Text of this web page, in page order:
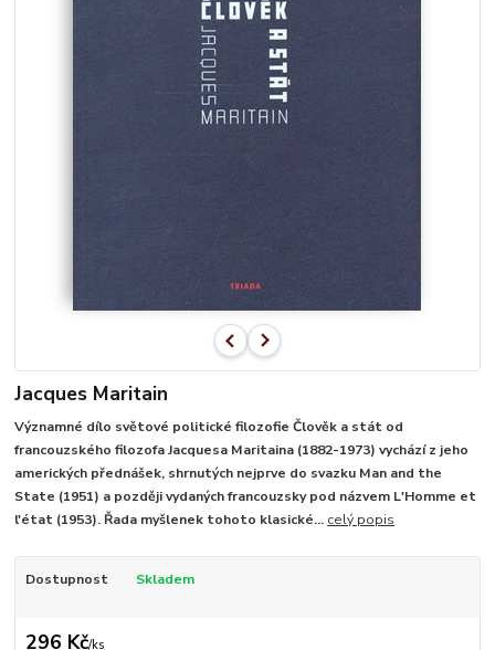
Jacques Maritain
Významné dílo světové politické filozofie Člověk a stát od
francouzského filozofa Jacquesa Maritaina (1882-1973) vychází z jeho
amerických přednášek, shrnutých nejprve do svazku Man and the
State (1951) a později vydaných francouzsky pod názvem L'Homme et
l'état (1953). Řada myšlenek tohoto klasické... celý popis
Dostupnost Skladem
296 Kč/ks